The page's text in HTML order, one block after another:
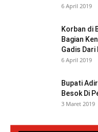
6 April 2019
Korban di
Bagian
Gadis
6 April 2019
Bupati
Besok Di
3 Maret 2019